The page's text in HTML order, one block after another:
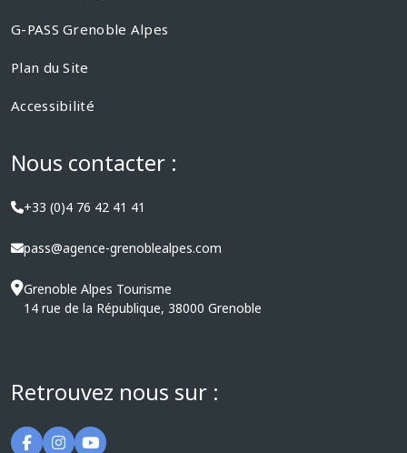
G-PASS Grenoble Alpes
Plan du Site
Accessibilité
Nous contacter :
+33 (0)4 76 42 41 41
pass@agence-grenoblealpes.com
Grenoble Alpes Tourisme
14 rue de la République, 38000 Grenoble
Retrouvez nous sur :